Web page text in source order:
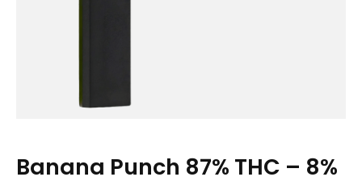
Banana Punch 87% THC – 8%